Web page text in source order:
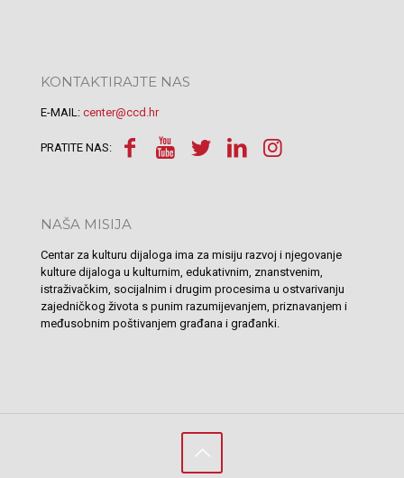
KONTAKTIRAJTE NAS
E-MAIL: center@ccd.hr
PRATITE NAS:
NAŠA MISIJA
Centar za kulturu dijaloga ima za misiju razvoj i njegovanje
kulture dijaloga u kulturnim, edukativnim, znanstvenim,
istraživačkim, socijalnim i drugim procesima u ostvarivanju
zajedničkog života s punim razumijevanjem, priznavanjem i
međusobnim poštivanjem građana i građanki.